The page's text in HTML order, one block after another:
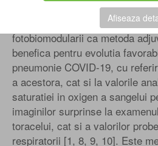
Afiseaza
La fel, rezultatele studiilor
literatura de specialitate
fotobiomodularii ca metoda
benefica pentru evolutia
pneumonie COVID-19, cu
a acestora, cat si la valorile
saturatiei in oxigen a sangelui
imaginilor surprinse la
toracelui, cat si a valorilor
respiratorii [1, 8, 9, 10]. Este